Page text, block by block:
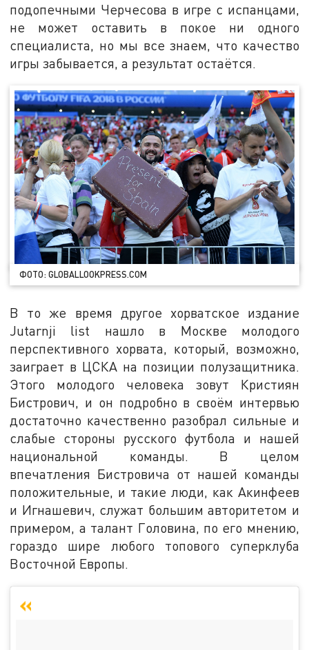
подопечными Черчесова в игре с испанцами,
не может оставить в покое ни одного
специалиста, но мы все знаем, что качество
игры забывается, а результат остаётся.
ФОТО: GLOBALLOOKPRESS.COM
В то же время другое хорватское издание
Jutarnji list нашло в Москве молодого
перспективного хорвата, который, возможно,
заиграет в ЦСКА на позиции полузащитника.
Этого молодого человека зовут Кристиян
Бистрович, и он подробно в своём интервью
достаточно качественно разобрал сильные и
слабые стороны русского футбола и нашей
национальной команды. В целом
впечатления Бистровича от нашей команды
положительные, и такие люди, как Акинфеев
и Игнашевич, служат большим авторитетом и
примером, а талант Головина, по его мнению,
гораздо шире любого топового суперклуба
Восточной Европы.